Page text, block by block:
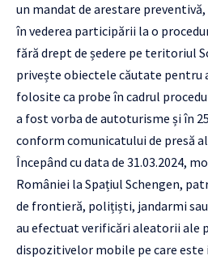
un mandat de arestare
în vederea participării la o
fără drept de ședere pe teritoriul
privește obiectele căutate pentru
folosite ca probe în cadrul
a fost vorba de autoturisme și în
conform comunicatului de presă al
Începând cu data de 31.03.2024,
României la Spațiul Schengen,
de frontieră, polițiști, jandarmi
au efectuat verificări aleatorii ale
dispozitivelor mobile pe care este